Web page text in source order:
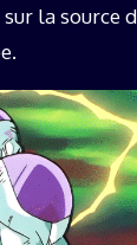
la source